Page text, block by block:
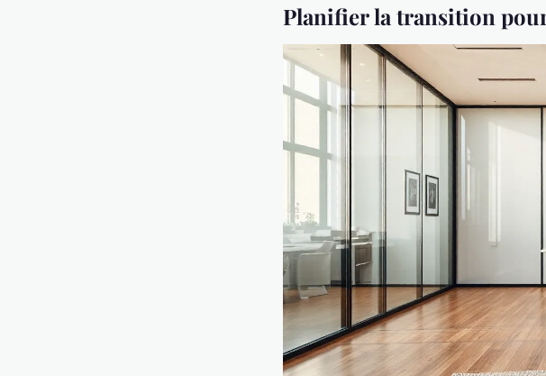
Planifier la transition